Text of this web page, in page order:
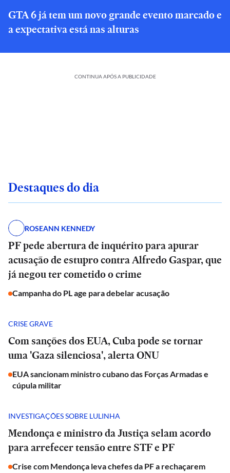
GTA 6 já tem um novo grande evento marcado e
a expectativa está nas alturas
CONTINUA APÓS A PUBLICIDADE
Destaques do dia
ROSEANN KENNEDY
PF pede abertura de inquérito para apurar
acusação de estupro contra Alfredo Gaspar, que
já negou ter cometido o crime
Campanha do PL age para debelar acusação
CRISE GRAVE
Com sanções dos EUA, Cuba pode se tornar
uma 'Gaza silenciosa', alerta ONU
EUA sancionam ministro cubano das Forças Armadas e
cúpula militar
INVESTIGAÇÕES SOBRE LULINHA
Mendonça e ministro da Justiça selam acordo
para arrefecer tensão entre STF e PF
Crise com Mendonça leva chefes da PF a rechaçarem